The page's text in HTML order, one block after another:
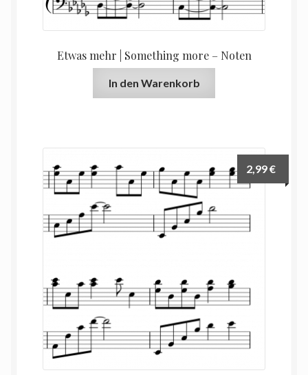
Etwas mehr | Something more – Noten
In den Warenkorb
2,99€